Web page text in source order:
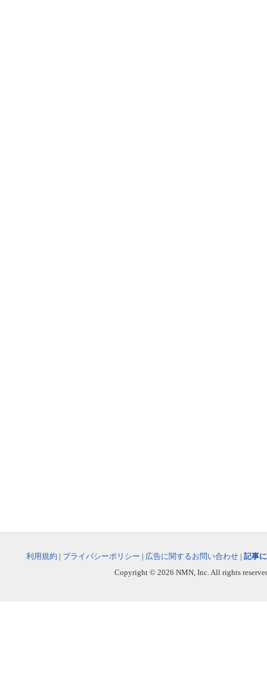
利用規約 | プライバシーポリシー | 広告に関するお問い合わせ | 記事
Copyright © 2026 NMN, Inc. All rights